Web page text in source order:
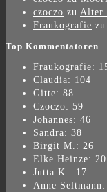
czoczo zu Alter
Fraukografie zu
Top Kommentatoren
Fraukografie:
Claudia: 104
Gitte: 88
Czoczo: 59
Johannes: 46
Sandra: 38
Birgit M.: 26
Elke Heinze: 20
Jutta K.: 17
Anne